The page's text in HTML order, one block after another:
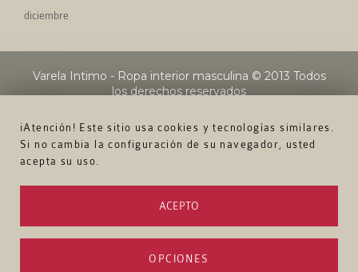
¡Atención! Este sitio usa cookies y tecnologías similares.
Si no cambia la configuración de su navegador, usted
acepta su uso.
ACEPTO
OPCIONES
diciembre
Varela Intimo - Ropa interior masculina © 2013 Todos
los derechos reservados